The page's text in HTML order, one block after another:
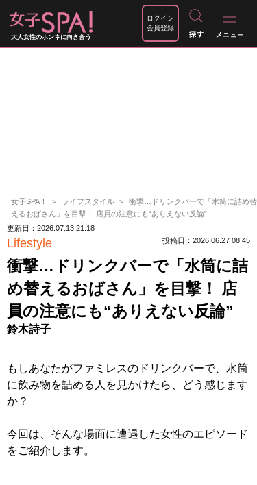
大人女性のホンネに向き合う
ログイン
会員登録
女子SPA！ ライフスタイル
衝撃…ドリンクバーで「水筒に詰め替
えるおばさん」を目撃！ 店員の注意にも“ありえない反論”
更新日：2026.07.13 21:18
Lifestyle 投稿日：2026.06.27 08:45
衝撃…ドリンクバーで「水筒に詰
め替えるおばさん」を目撃！ 店
員の注意にも“ありえない反論”
鈴木詩子
もしあなたがファミレスのドリンクバーで、水筒
に飲み物を詰める人を見かけたら、どう感じます
か？
今回は、そんな場面に遭遇した女性のエピソード
をご紹介します。